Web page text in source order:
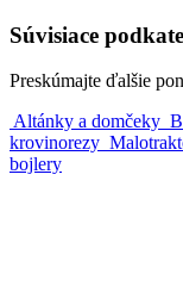
Súvisiace
Preskúmajte ďalšie
Altánky a domčeky
krovinorezy
bojlery